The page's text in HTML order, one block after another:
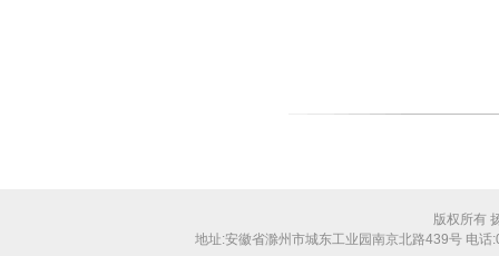
版权所有
地址:安徽省滁州市城东工业园南京北路439号 电